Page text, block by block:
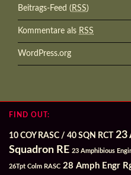
Beitrags-Feed ( RSS)
Kommentare als RSS
WordPress.org
FIND OUT:
10 COY RASC / 40 SQN RCT
23
Squadron RE 23 Amphibious
26Tpt Colm RASC 28 Amph Engr